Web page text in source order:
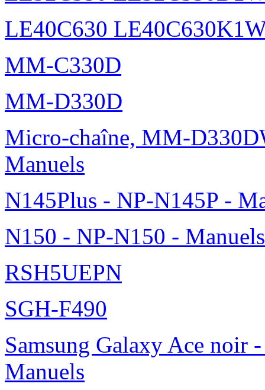
LE40C630
MM-C330D
MM-D330D
Micro-chaîne, MM-
Manuels
N145Plus - NP-N145P -
N150 - NP-N150 - Manuels
RSH5UEPN
SGH-F490
Samsung Galaxy Ace noir
Manuels